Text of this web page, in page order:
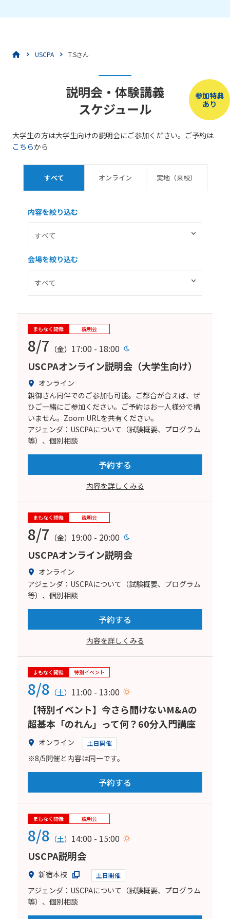
USCPA T.Sさん
参加特典
あり
説明会・体験講義
スケジュール
大学生の方は大学生向けの説明会にご参加ください。ご予約は
こちらから
すべて オンライン 実地（来校）
内容を絞り込む
会場を絞り込む
まもなく開催 説明会
8/7 （金） 17:00 - 18:00
USCPAオンライン説明会（大学生向け）
オンライン
親御さん同伴でのご参加も可能。ご都合が合えば、ぜ
ひご一緒にご参加ください。ご予約はお一人様分で構
いません。Zoom URLを共有ください。
アジェンダ：USCPAについて（試験概要、プログラム
等）、個別相談
予約する
内容を詳しくみる
まもなく開催 説明会
8/7 （金） 19:00 - 20:00
USCPAオンライン説明会
オンライン
アジェンダ：USCPAについて（試験概要、プログラム
等）、個別相談
予約する
内容を詳しくみる
まもなく開催 特別イベント
8/8 （土） 11:00 - 13:00
【特別イベント】今さら聞けないM&Aの
超基本「のれん」って何？60分入門講座
オンライン 土日開催
※8/5開催と内容は同一です。
予約する
まもなく開催 説明会
8/8 （土） 14:00 - 15:00
USCPA説明会
新宿本校 土日開催
アジェンダ：USCPAについて（試験概要、プログラム
等）、個別相談